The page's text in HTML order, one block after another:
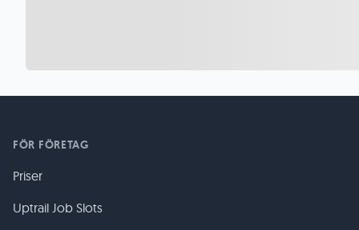
FÖR FÖRETAG
Priser
Uptrail Job Slots